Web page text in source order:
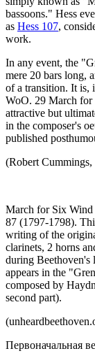
bassoons." Hess
as Hess 107,
work.
In any event, the
mere 20 bars long,
of a transition. It is,
WoO. 29 March for
attractive but
in the composer's
published
(Robert
March for Six Wind
87 (1797-1798).
writing of the
clarinets, 2 horns
during Beethoven's
appears in the
composed by
second part).
Первоначальная